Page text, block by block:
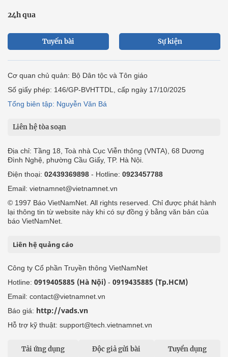
24h qua
Tuyến bài Sự kiện
Cơ quan chủ quản: Bộ Dân tộc và Tôn giáo
Số giấy phép: 146/GP-BVHTTDL, cấp ngày 17/10/2025
Tổng biên tập: Nguyễn Văn Bá
Liên hệ tòa soạn
Địa chỉ: Tầng 18, Toà nhà Cục Viễn thông (VNTA), 68 Dương
Đình Nghệ, phường Cầu Giấy, TP. Hà Nội.
Điện thoại: 02439369898 - Hotline: 0923457788
Email: vietnamnet@vietnamnet.vn
© 1997 Báo VietNamNet. All rights reserved. Chỉ được phát hành
lại thông tin từ website này khi có sự đồng ý bằng văn bản của
báo VietNamNet.
Liên hệ quảng cáo
Công ty Cổ phần Truyền thông VietNamNet
Hotline: 0919405885 (Hà Nội) - 0919435885 (Tp.HCM)
Email: contact@vietnamnet.vn
Báo giá: http://vads.vn
Hỗ trợ kỹ thuật: support@tech.vietnamnet.vn
Tải ứng dụng Độc giả gửi bài Tuyển dụng